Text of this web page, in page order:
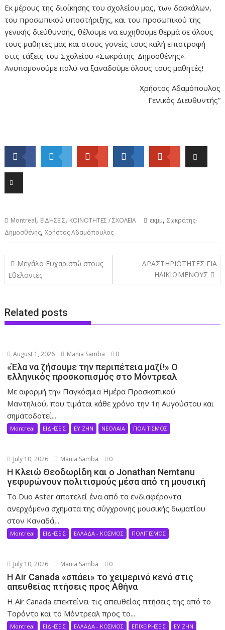
Eκ μέρους της διοίκησης του σχολείου μας, των δασκάλων,
του προσωπικού υποστήριξης, και του προσωπικού της
γενικής διεύθυνσης, θέλουμε να ευχηθούμε θερμά σε όλους
τους μαθητές μας και στους γονείς τους καλή επιστροφή
στις τάξεις του Σχολείου «Σωκράτης-Δημοσθένης».
Ανυπομονούμε πολύ να ξαναδούμε όλους τους μαθητές!
Χρήστος Αδαμόπουλος
Γενικός Διευθυντής”
Montreal, ΕΙΔΗΣΕΙΣ, ΚΟΙΝΟΤΗΤΕΣ / ΣΧΟΛΕΙΑ εκμμ,Σωκράτης-
Δημοσθένης,Χρήστος Αδαμόπουλος
Post
navigation
Μεγάλο Ευχαριστώ στους
Εθελοντές
ΔΡΑΣΤΗΡΙΟΤΗΤΕΣ ΓΙΑ
ΗΛΙΚΙΩΜΕΝΟΥΣ
Related posts
August 1, 2026 Mania Samba 0
«Έλα να ζήσουμε την περιπέτεια μαζί!» Ο
ελληνικός προσκοπισμός στο Μόντρεαλ
Με αφορμή την Παγκόσμια Ημέρα Προσκοπικού
Μαντηλιού, που τιμάται κάθε χρόνο την 1η Αυγούστου και
σηματοδοτεί...
Montreal ΕΙΔΗΣΕΙΣ ΕΥ ΖΗΝ ΝΕΟΛΑΙΑ ΠΟΛΙΤΙΣΜΟΣ
July 10, 2026 Mania Samba 0
Η Κλειώ Θεοδωρίδη και ο Jonathan Nemtanu
γεφυρώνουν πολιτισμούς μέσα από τη μουσική
Το Duo Aster αποτελεί ένα από τα ενδιαφέροντα
ανερχόμενα σχήματα της σύγχρονης μουσικής δωματίου
στον Καναδά,...
Montreal ΕΙΔΗΣΕΙΣ ΕΛΛΑΔΑ - ΚΟΣΜΟΣ ΠΟΛΙΤΙΣΜΟΣ
July 10, 2026 Mania Samba 0
Η Air Canada «σπάει» το χειμερινό κενό στις
απευθείας πτήσεις προς Αθήνα
Η Air Canada επεκτείνει τις απευθείας πτήσεις της από το
Τορόντο και το Μόντρεαλ προς το...
Montreal ΕΙΔΗΣΕΙΣ ΕΛΛΑΔΑ - ΚΟΣΜΟΣ ΕΠΙΧΕΙΡΗΣΕΙΣ ΕΥ ΖΗΝ